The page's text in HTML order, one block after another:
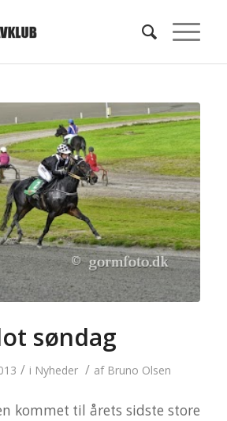
søndag
/ i Nyheder / af Bruno Olsen
kommet til årets sidste store